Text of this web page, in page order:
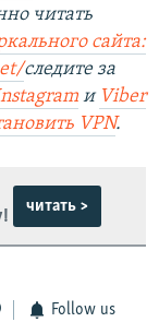
читать
сайта:
следите за
и Viber
VPN.
читать >
Follow us